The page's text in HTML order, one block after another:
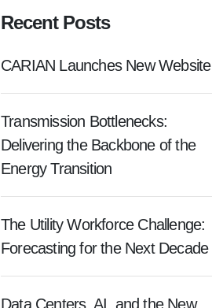
Recent Posts
CARIAN Launches New Website
Transmission Bottlenecks:
Delivering the Backbone of the
Energy Transition
The Utility Workforce Challenge:
Forecasting for the Next Decade
Data Centers, AI, and the New